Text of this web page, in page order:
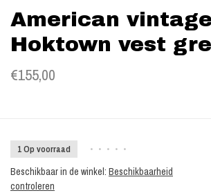
American
Hoktown vest
€155,00
1 Op voorraad • • • • •
Beschikbaar in de winkel: Beschikbaarheid
controleren